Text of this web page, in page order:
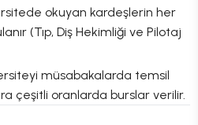
okuyan kardeşlerin her
(Tıp, Diş Hekimliği ve Pilotaj
müsabakalarda temsil
çeşitli oranlarda burslar verilir.